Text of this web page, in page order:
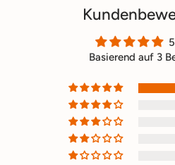
Basierend auf 3